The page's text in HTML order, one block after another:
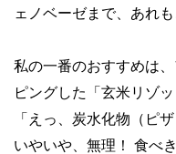
ェノベーゼまで、あれ
私の一番のおすすめは
ピングした「玄米リゾ
「えっ、炭水化物（ピ
いやいや、無理！ 食べ